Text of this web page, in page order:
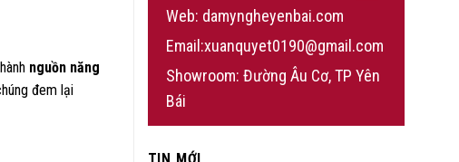
nguồn năng
đem lại
Web: damyngheyenbai.com
Email:xuanquyet0190@gmail.com
Showroom: Đường Âu Cơ, TP Yên
Bái